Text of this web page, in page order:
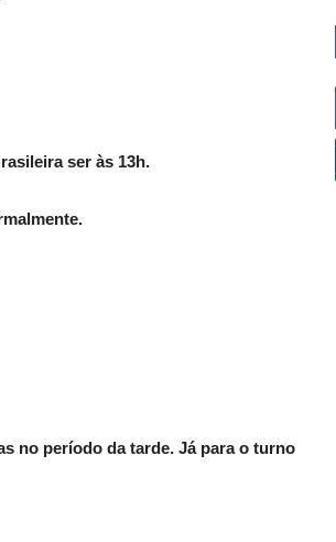
ser às 13h.
no período da tarde. Já para o turno